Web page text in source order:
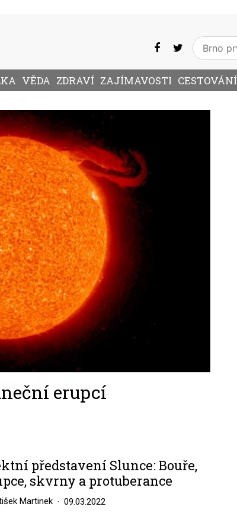
VĚDA ZDRAVÍ ZAJÍMAVOSTI CESTOVÁNÍ
erupcí
představení Slunce: Bouře,
skvrny a protuberance
Martinek 09.03.2022